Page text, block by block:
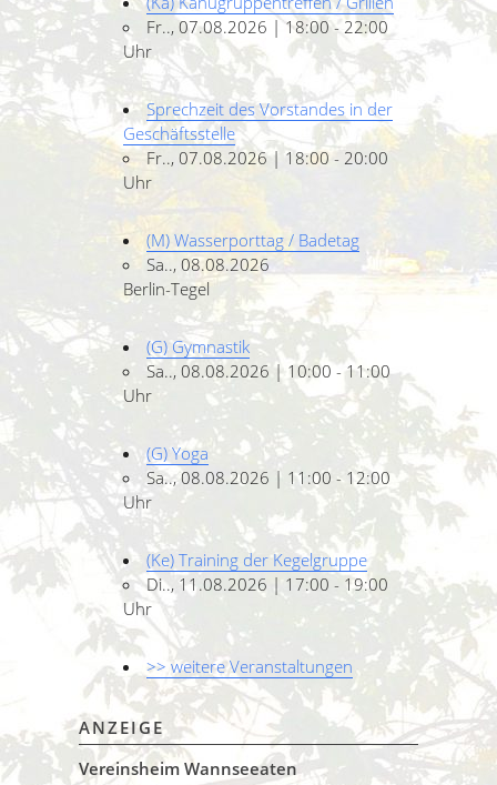
Fr.., 07.08.2026 | 18:00 - 22:00
Uhr
Sprechzeit des Vorstandes in der
Geschäftsstelle
Fr.., 07.08.2026 | 18:00 - 20:00
Uhr
(M) Wasserporttag / Badetag
Sa.., 08.08.2026
Berlin-Tegel
(G) Gymnastik
Sa.., 08.08.2026 | 10:00 - 11:00
Uhr
(G) Yoga
Sa.., 08.08.2026 | 11:00 - 12:00
Uhr
(Ke) Training der Kegelgruppe
Di.., 11.08.2026 | 17:00 - 19:00
Uhr
>> weitere Veranstaltungen
ANZEIGE
Vereinsheim Wannseeaten